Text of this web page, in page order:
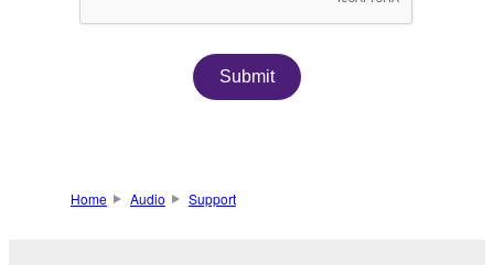
Submit
Home Audio Support